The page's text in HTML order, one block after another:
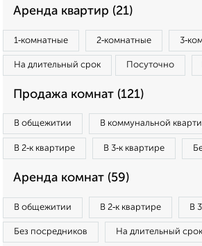
Аренда квартир (21)
1‑комнатные 2‑комнатные
На длительный срок Посуточно
Продажа комнат (121)
В общежитии В коммунальной
В 2‑к квартире В 3‑к квартире
Аренда комнат (59)
В общежитии В 2‑к квартире В
Без посредников На длительный срок